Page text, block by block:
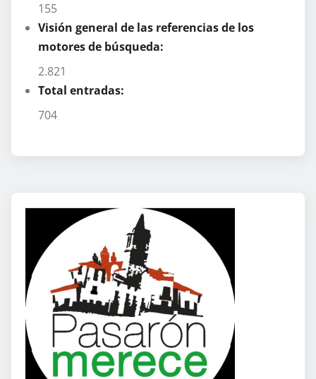
155
Visión general de las referencias de los
motores de búsqueda:
2.821
Total entradas:
704